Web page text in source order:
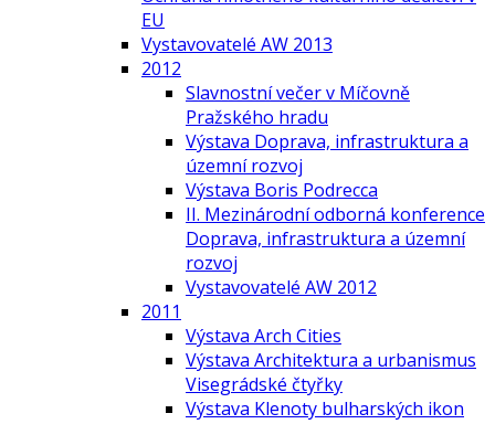
EU
Vystavovatelé AW 2013
2012
Slavnostní večer v Míčovně
Pražského hradu
Výstava Doprava, infrastruktura a
územní rozvoj
Výstava Boris Podrecca
II. Mezinárodní odborná konference
Doprava, infrastruktura a územní
rozvoj
Vystavovatelé AW 2012
2011
Výstava Arch Cities
Výstava Architektura a urbanismus
Visegrádské čtyřky
Výstava Klenoty bulharských ikon